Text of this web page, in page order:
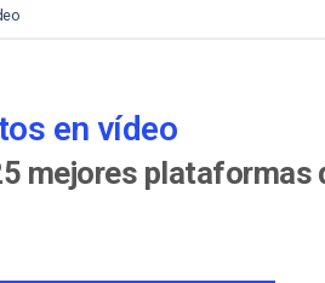
en vídeo
mejores